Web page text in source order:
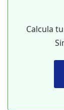
Calcula